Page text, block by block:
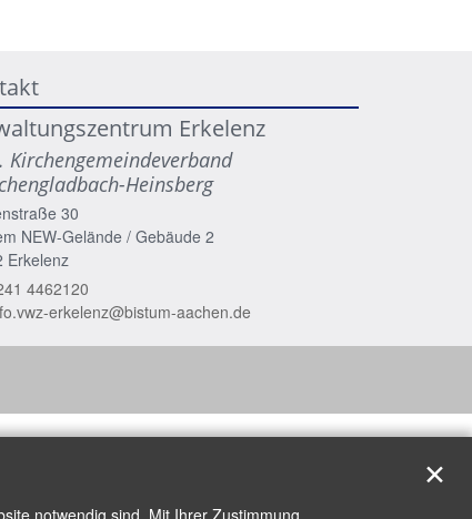
Erkelenz
Kirchengemeindeverband
Heinsberg
30
NEW-Gelände / Gebäude 2
Erkelenz
4462120
erkelenz@bistum-aachen.de
notwendig sind. Mit Ihrer Zustimmung
✕